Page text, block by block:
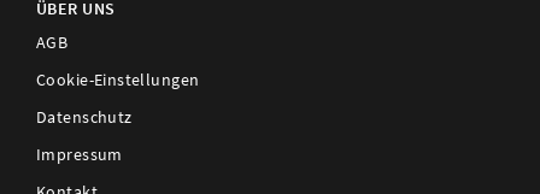
ÜBER UNS
AGB
Cookie-Einstellungen
Datenschutz
Impressum